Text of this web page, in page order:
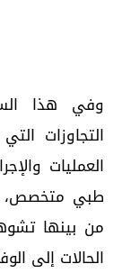
وفي هذا
التجاوزات
العمليات
طبي متخصص،
من بينها
الحالات إلى